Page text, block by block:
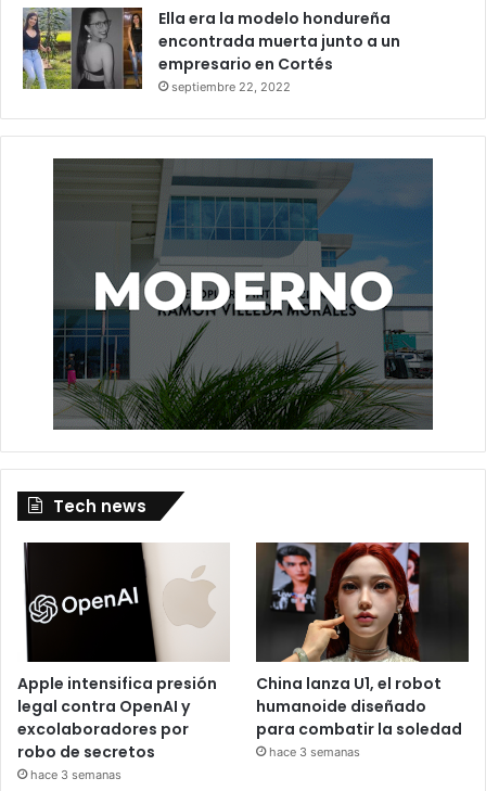
Ella era la modelo hondureña
encontrada muerta junto a un
empresario en Cortés
septiembre 22, 2022
Tech news
Apple intensifica presión
legal contra OpenAI y
excolaboradores por
robo de secretos
hace 3 semanas
China lanza U1, el robot
humanoide diseñado
para combatir la soledad
hace 3 semanas